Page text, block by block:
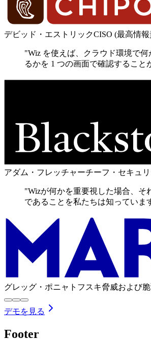
デビッド・エストリックCISO (最高情
"Wiz を使えば、クラウド環境で何
るかを 1 つの画面で確認すること
アダム・フレッチャーチーフ・セキュ
"Wizが何かを重要視した場合、そ
であることを私たちは知っていま
グレッグ・ポニャトフスキ脅威および
デモを見る
Footer